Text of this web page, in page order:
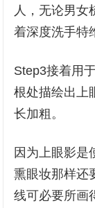
人，无论男女
着深度洗手特
Step3接着用
根处描绘出上
长加粗。
因为上眼影是
熏眼妆那样还
线可必要所画